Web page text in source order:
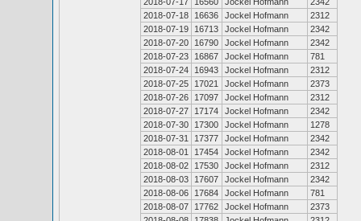
2018-07-18
16636 Jockel Hofmann
2312
2018-07-19
16713 Jockel Hofmann
2342
2018-07-20
16790 Jockel Hofmann
2342
2018-07-23
16867 Jockel Hofmann
781
2018-07-24
16943 Jockel Hofmann
2312
2018-07-25
17021 Jockel Hofmann
2373
2018-07-26
17097 Jockel Hofmann
2312
2018-07-27
17174 Jockel Hofmann
2342
2018-07-30
17300 Jockel Hofmann
1278
2018-07-31
17377 Jockel Hofmann
2342
2018-08-01
17454 Jockel Hofmann
2342
2018-08-02
17530 Jockel Hofmann
2312
2018-08-03
17607 Jockel Hofmann
2342
2018-08-06
17684 Jockel Hofmann
781
2018-08-07
17762 Jockel Hofmann
2373